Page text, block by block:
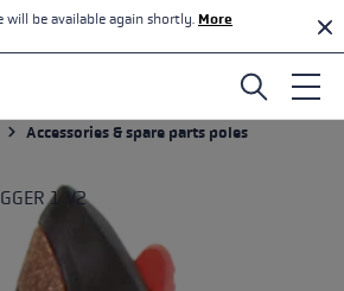
be available again shortly. More
Accessories & spare parts poles
1 V2